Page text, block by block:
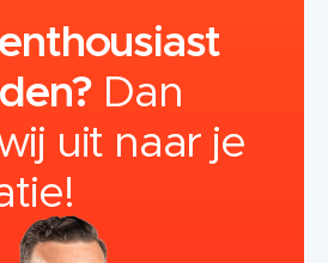
Dan
uit naar je